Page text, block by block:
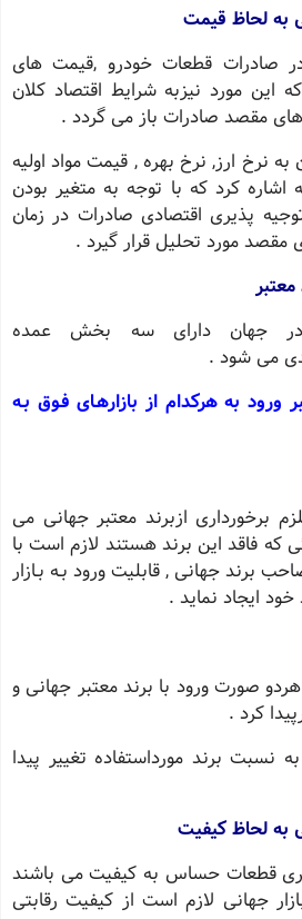
به لحاظ قیمت
صادرات قطعات خودرو ,قیمت های
این مورد نیزبه شرایط اقتصاد کلان
مقصد صادرات باز می گردد .
نرخ ارز, نرخ بهره , قیمت مواد اولیه
اشاره کرد که با توجه به متغیر بودن
پذیری اقتصادی صادرات در زمان
مورد تحلیل قرار گیرد .
در جهان دارای سه بخش عمده
ورود به هرکدام از بازارهـای فـوق بـه
برخورداری ازبرند معتبر جهانی می
که فاقد این برند هستند لازم است با
برند جهانی , قابلیت ورود بـه بـازار
هردو صورت ورود با برند معتبر جهانی و
کرد .
برند مورداستفاده تغییر پیدا
به لحاظ کیفیت
قطعات حساس به کیفیت می باشند
جهانی لازم است از کیفیت رقابتی